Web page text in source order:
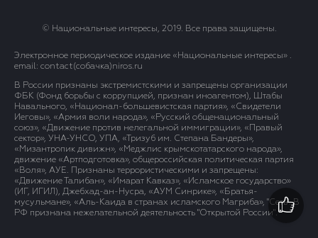
© Национальные интересы, 2019. Все права защищены.
Электронное периодическое издание «Национальные интересы» .
email: contact(сoбaчка)niros.ru
В России признаны экстремистскими и запрещены организации
ФБК (Фонд борьбы с коррупцией, признан иноагентом), Штабы
Навального, «Национал-большевистская партия», «Свидетели
Иеговы», «Армия воли народа», «Русский общенациональный
союз», «Движение против нелегальной иммиграции», «Правый
сектор», УНА-УНСО, УПА, «Тризуб им. Степана Бандеры»,
«Мизантропик дивижн», «Меджлис крымскотатарского народа»,
движение «Артподготовка», общероссийская политическая партия
«Воля», АУЕ. Признаны террористическими и запрещены:
«Движение Талибан», «Имарат Кавказ», «Исламское государство»
(ИГ, ИГИЛ), Джебхад-ан-Нусра, «АУМ Синрике», «Братья-
мусульмане», «Аль-Каида в странах исламского Магриба», "Сеть". В
РФ признана нежелательной деятельность "Открытой России".